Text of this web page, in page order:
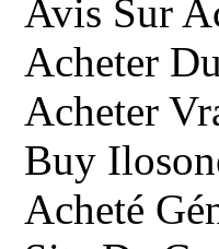
Avis Sur
Acheter
Acheter
Buy
Acheté